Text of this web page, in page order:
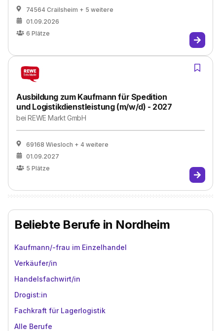
74564 Crailsheim + 5 weitere
01.09.2026
6 Plätze
Ausbildung zum Kaufmann für Spedition
und Logistikdienstleistung (m/w/d) - 2027
beiREWE Markt GmbH
69168 Wiesloch + 4 weitere
01.09.2027
5 Plätze
Beliebte Berufe in Nordheim
Kaufmann/-frau im Einzelhandel
Verkäufer/in
Handelsfachwirt/in
Drogist:in
Fachkraft für Lagerlogistik
Alle Berufe